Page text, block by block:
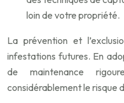
loin de votre propriété.
La prévention et
infestations futures. En
de maintenance
considérablement le risque